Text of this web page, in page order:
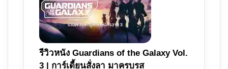
รีวิวหนัง Guardians of the Galaxy Vol.
3 | การ์เดี้ยนสั่งลา มาครบรส